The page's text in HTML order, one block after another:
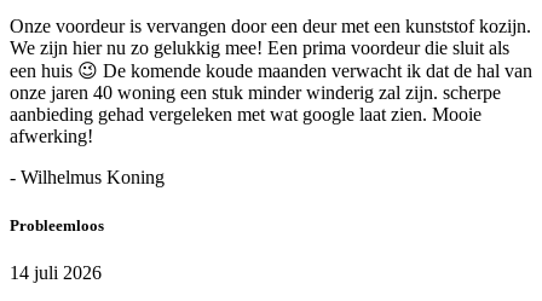
Onze voordeur is vervangen door een deur met een kunststof kozijn.
We zijn hier nu zo gelukkig mee! Een prima voordeur die sluit als
een huis 😉 De komende koude maanden verwacht ik dat de hal van
onze jaren 40 woning een stuk minder winderig zal zijn. scherpe
aanbieding gehad vergeleken met wat google laat zien. Mooie
afwerking!
- Wilhelmus Koning
Probleemloos
14 juli 2026